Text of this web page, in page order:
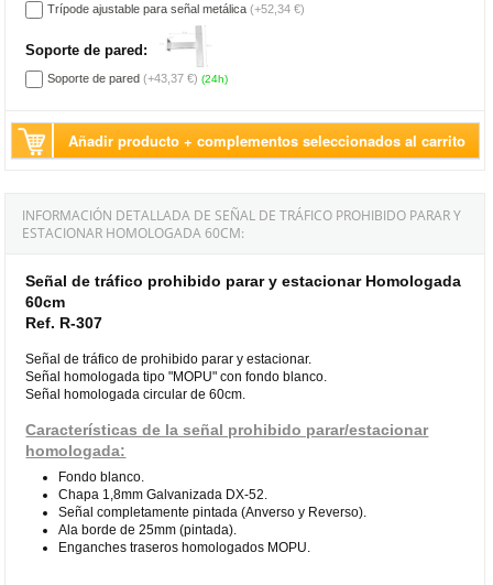
Trípode ajustable para señal metálica (+52,34 €)
Soporte de pared:
Soporte de pared (+43,37 €) (24h)
Añadir producto + complementos seleccionados al carrito
INFORMACIÓN DETALLADA DE SEÑAL DE TRÁFICO PROHIBIDO PARAR Y
ESTACIONAR HOMOLOGADA 60CM:
Señal de tráfico prohibido parar y estacionar Homologada
60cm
Ref. R-307
Señal de tráfico de prohibido parar y estacionar.
Señal homologada tipo "MOPU" con fondo blanco.
Señal homologada circular de 60cm.
Características de la señal prohibido parar/estacionar
homologada:
Fondo blanco.
Chapa 1,8mm Galvanizada DX-52.
Señal completamente pintada (Anverso y Reverso).
Ala borde de 25mm (pintada).
Enganches traseros homologados MOPU.